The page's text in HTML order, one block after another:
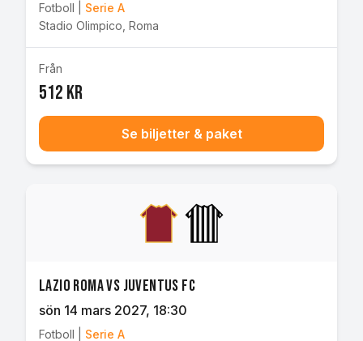
Fotboll
Serie A
Stadio Olimpico Roma
Från
512 kr
Se biljetter & paket
Lazio Roma vs Juventus FC
sön 14 mars 2027, 18:30
Fotboll Serie A